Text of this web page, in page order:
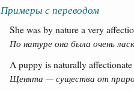
Примеры с переводом
She was by nature a very
По натуре она была очень
A puppy is naturally affectionate
Щенята — существа от